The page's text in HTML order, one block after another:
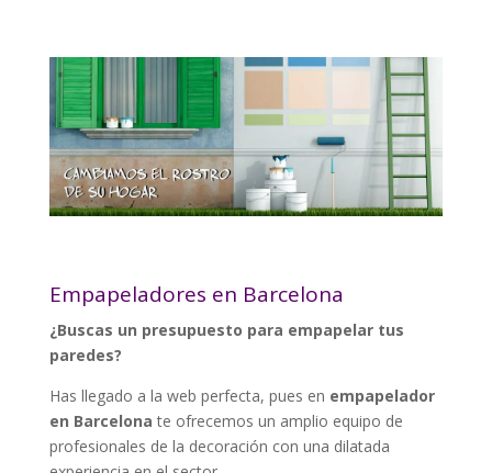
Empapeladores en Barcelona
¿Buscas un presupuesto para empapelar tus
paredes?
Has llegado a la web perfecta, pues en empapelador
en Barcelona te ofrecemos un amplio equipo de
profesionales de la decoración con una dilatada